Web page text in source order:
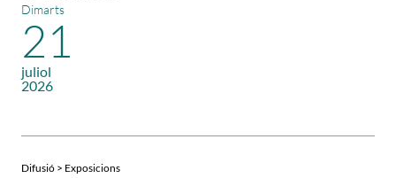
Dimarts
21
juliol
2026
Difusió > Exposicions